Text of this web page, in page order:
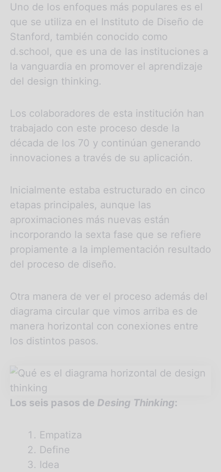
Uno de los enfoques más populares es el
que se utiliza en el Instituto de Diseño de
Stanford, también conocido como
d.school, que es una de las instituciones a
la vanguardia en promover el aprendizaje
del design thinking.
Los colaboradores de esta institución han
trabajado con este proceso desde la
década de los 70 y continúan generando
innovaciones a través de su aplicación.
Inicialmente estaba estructurado en cinco
etapas principales, aunque las
aproximaciones más nuevas están
incorporando la sexta fase que se refiere
propiamente a la implementación resultado
del proceso de diseño.
Otra manera de ver el proceso además del
diagrama circular que vimos arriba es de
manera horizontal con conexiones entre
los distintos pasos.
Los seis pasos de Desing Thinking:
Empatiza
Define
Idea